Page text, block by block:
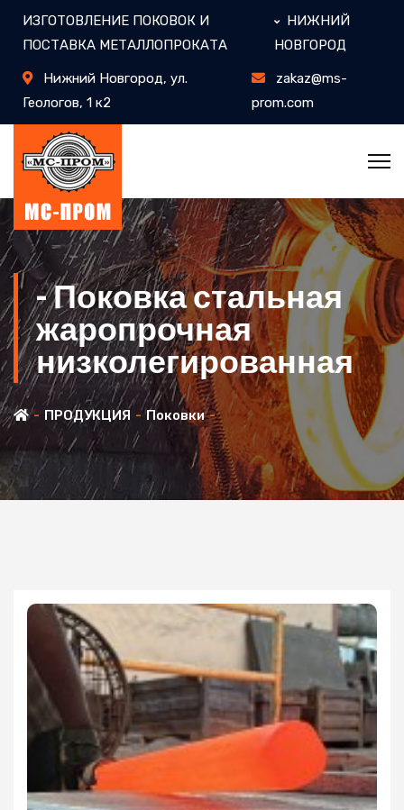
ИЗГОТОВЛЕНИЕ ПОКОВОК И
ПОСТАВКА МЕТАЛЛОПРОКАТА
НИЖНИЙ
НОВГОРОД
Нижний Новгород, ул. ​
Геологов, 1 к2
zakaz@ms-
prom.com
- Поковка стальная
жаропрочная
низколегированная
ПРОДУКЦИЯ Поковки